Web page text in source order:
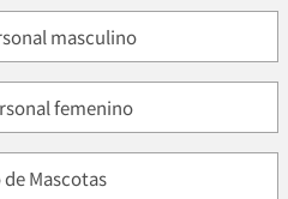
masculino
femenino
Mascotas